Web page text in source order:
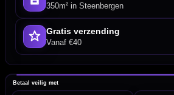
350m² in Steenbergen
Gratis verzending
Vanaf €40
Betaal veilig met